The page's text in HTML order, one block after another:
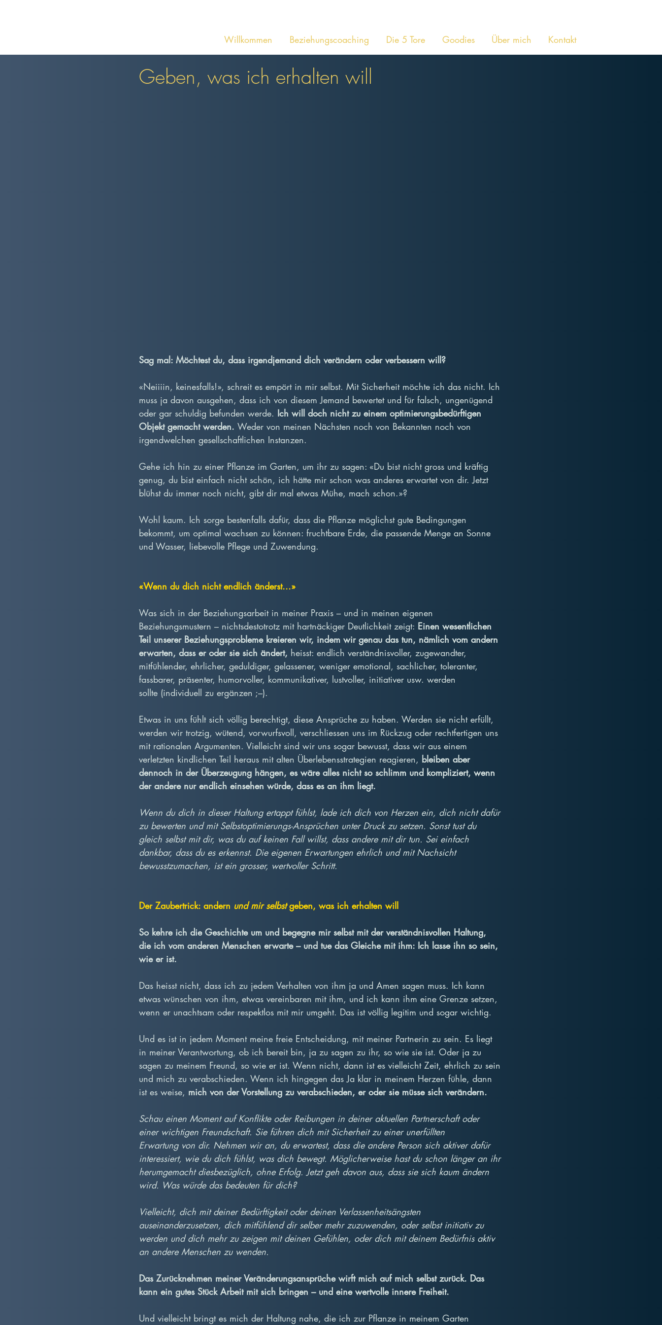
Willkommen Beziehungscoaching Die 5 Tore Goodies Über mich Kontakt
Geben, was ich erhalten will
Sag mal: Möchtest du, dass irgendjemand dich verändern oder verbessern will?
«Neiiiin, keinesfalls!», schreit es empört in mir selbst. Mit Sicherheit möchte ich das nicht. Ich
muss ja davon ausgehen, dass ich von diesem Jemand bewertet und für falsch, ungenügend
oder gar schuldig befunden werde. Ich will doch nicht zu einem optimierungsbedürftigen
Objekt gemacht werden. Weder von meinen Nächsten noch von Bekannten noch von
irgendwelchen gesellschaftlichen Instanzen.
Gehe ich hin zu einer Pflanze im Garten, um ihr zu sagen: «Du bist nicht gross und kräftig
genug, du bist einfach nicht schön, ich hätte mir schon was anderes erwartet von dir. Jetzt
blühst du immer noch nicht, gibt dir mal etwas Mühe, mach schon.»?
Wohl kaum. Ich sorge bestenfalls dafür, dass die Pflanze möglichst gute Bedingungen
bekommt, um optimal wachsen zu können: fruchtbare Erde, die passende Menge an Sonne
und Wasser, liebevolle Pflege und Zuwendung.
«Wenn du dich nicht endlich änderst...»
Was sich in der Beziehungsarbeit in meiner Praxis – und in meinen eigenen
Beziehungsmustern – nichtsdestotrotz mit hartnäckiger Deutlichkeit zeigt: Einen wesentlichen
Teil unserer Beziehungsprobleme kreieren wir, indem wir genau das tun, nämlich vom andern
erwarten, dass er oder sie sich ändert, heisst: endlich verständnisvoller, zugewandter,
mitfühlender, ehrlicher, geduldiger, gelassener, weniger emotional, sachlicher, toleranter,
fassbarer, präsenter, humorvoller, kommunikativer, lustvoller, initiativer usw. werden
sollte (individuell zu ergänzen ;–).
Etwas in uns fühlt sich völlig berechtigt, diese Ansprüche zu haben. Werden sie nicht erfüllt,
werden wir trotzig, wütend, vorwurfsvoll, verschliessen uns im Rückzug oder rechtfertigen uns
mit rationalen Argumenten. Vielleicht sind wir uns sogar bewusst, dass wir aus einem
verletzten kindlichen Teil heraus mit alten Überlebensstrategien reagieren, bleiben aber
dennoch in der Überzeugung hängen, es wäre alles nicht so schlimm und kompliziert, wenn
der andere nur endlich einsehen würde, dass es an ihm liegt.
Wenn du dich in dieser Haltung ertappt fühlst, lade ich dich von Herzen ein, dich nicht dafür
zu bewerten und mit Selbstoptimierungs-Ansprüchen unter Druck zu setzen. Sonst tust du
gleich selbst mit dir, was du auf keinen Fall willst, dass andere mit dir tun. Sei einfach
dankbar, dass du es erkennst. Die eigenen Erwartungen ehrlich und mit Nachsicht
bewusstzumachen, ist ein grosser, wertvoller Schritt.
Der Zaubertrick: andern und mir selbst geben, was ich erhalten will
So kehre ich die Geschichte um und begegne mir selbst mit der verständnisvollen Haltung,
die ich vom anderen Menschen erwarte – und tue das Gleiche mit ihm: Ich lasse ihn so sein,
wie er ist.
Das heisst nicht, dass ich zu jedem Verhalten von ihm ja und Amen sagen muss. Ich kann
etwas wünschen von ihm, etwas vereinbaren mit ihm, und ich kann ihm eine Grenze setzen,
wenn er unachtsam oder respektlos mit mir umgeht. Das ist völlig legitim und sogar wichtig.
Und es ist in jedem Moment meine freie Entscheidung, mit meiner Partnerin zu sein. Es liegt
in meiner Verantwortung, ob ich bereit bin, ja zu sagen zu ihr, so wie sie ist. Oder ja zu
sagen zu meinem Freund, so wie er ist. Wenn nicht, dann ist es vielleicht Zeit, ehrlich zu sein
und mich zu verabschieden. Wenn ich hingegen das Ja klar in meinem Herzen fühle, dann
ist es weise, mich von der Vorstellung zu verabschieden, er oder sie müsse sich verändern.
Schau einen Moment auf Konflikte oder Reibungen in deiner aktuellen Partnerschaft oder
einer wichtigen Freundschaft. Sie führen dich mit Sicherheit zu einer unerfüllten
Erwartung von dir. Nehmen wir an, du erwartest, dass die andere Person sich aktiver dafür
interessiert, wie du dich fühlst, was dich bewegt. Möglicherweise hast du schon länger an ihr
herumgemacht diesbezüglich, ohne Erfolg. Jetzt geh davon aus, dass sie sich kaum ändern
wird. Was würde das bedeuten für dich?
Vielleicht, dich mit deiner Bedürftigkeit oder deinen Verlassenheitsängsten
auseinanderzusetzen, dich mitfühlend dir selber mehr zuzuwenden, oder selbst initiativ zu
werden und dich mehr zu zeigen mit deinen Gefühlen, oder dich mit deinem Bedürfnis aktiv
an andere Menschen zu wenden.
Das Zurücknehmen meiner Veränderungsansprüche wirft mich auf mich selbst zurück. Das
kann ein gutes Stück Arbeit mit sich bringen – und eine wertvolle innere Freiheit.
Und vielleicht bringt es mich der Haltung nahe, die ich zur Pflanze in meinem Garten